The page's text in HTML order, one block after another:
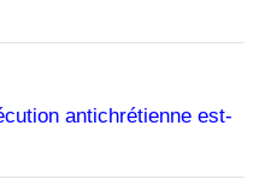
antichrétienne est-